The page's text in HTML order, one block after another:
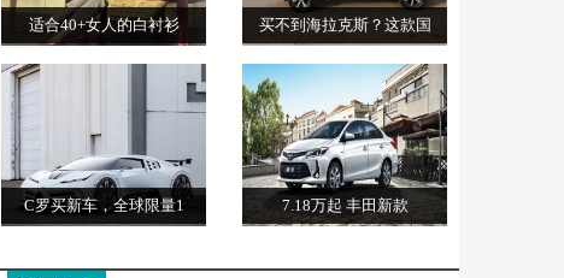
适合40+女人的白衬衫 买不到海拉克斯？这款国
C罗买新车，全球限量1 7.18万起 丰田新款